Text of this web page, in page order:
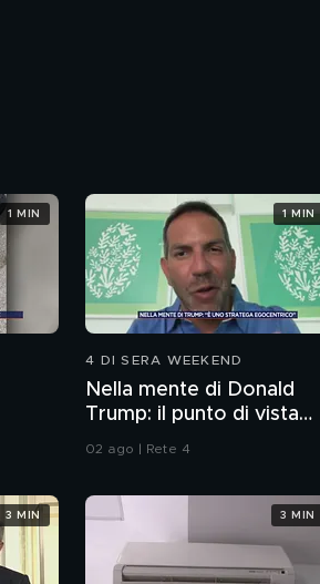
1 MIN
4 DI SERA WEEKEND
Nella mente di Donald
Trump: il punto di vista
dello psichiatra Leonardo
02 ago | Rete 4
1 MIN
3 MIN 3 MIN